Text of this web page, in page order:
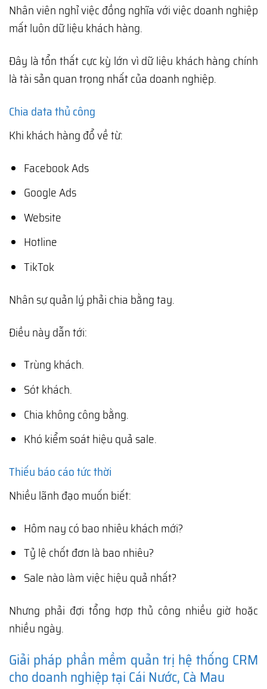
Nhân viên nghỉ việc đồng nghĩa với việc doanh nghiệp
mất luôn dữ liệu khách hàng.
Đây là tổn thất cực kỳ lớn vì dữ liệu khách hàng chính
là tài sản quan trọng nhất của doanh nghiệp.
Chia data thủ công
Khi khách hàng đổ về từ:
Facebook Ads
Google Ads
Website
Hotline
TikTok
Nhân sự quản lý phải chia bằng tay.
Điều này dẫn tới:
Trùng khách.
Sót khách.
Chia không công bằng.
Khó kiểm soát hiệu quả sale.
Thiếu báo cáo tức thời
Nhiều lãnh đạo muốn biết:
Hôm nay có bao nhiêu khách mới?
Tỷ lệ chốt đơn là bao nhiêu?
Sale nào làm việc hiệu quả nhất?
Nhưng phải đợi tổng hợp thủ công nhiều giờ hoặc
nhiều ngày.
Giải pháp phần mềm quản trị hệ thống CRM
cho doanh nghiệp tại Cái Nước, Cà Mau